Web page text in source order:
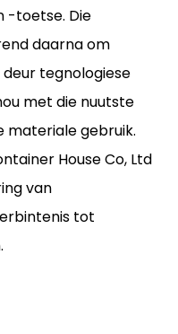
-toetse. Die
daarna om
tegnologiese
met die nuutste
materiale gebruik.
House Co, Ltd
van
tot